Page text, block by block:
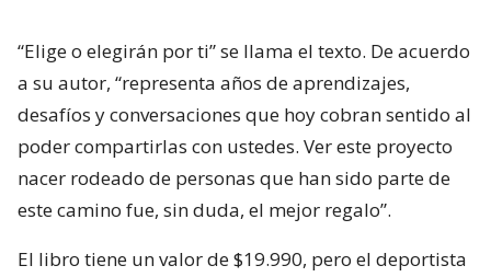
“Elige o elegirán por ti” se llama el texto. De acuerdo
a su autor, “representa años de aprendizajes,
desafíos y conversaciones que hoy cobran sentido al
poder compartirlas con ustedes. Ver este proyecto
nacer rodeado de personas que han sido parte de
este camino fue, sin duda, el mejor regalo”.
El libro tiene un valor de $19.990, pero el deportista